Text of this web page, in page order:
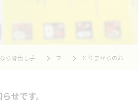
大分県日田市の唐揚げなら骨出し手羽とからあげ専門店 とりま ブログ とりまからのお知らせです。
せです。